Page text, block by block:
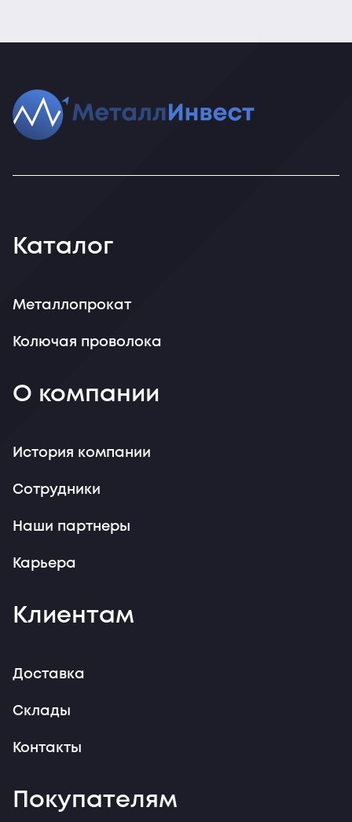
Каталог
Металлопрокат
Колючая проволока
О компании
История компании
Сотрудники
Наши партнеры
Карьера
Клиентам
Доставка
Склады
Контакты
Покупателям